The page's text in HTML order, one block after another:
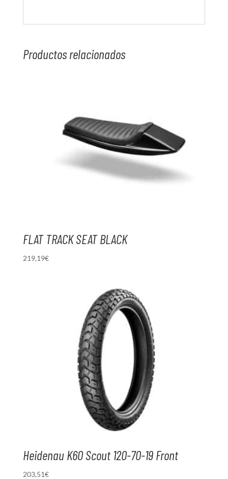
Productos relacionados
FLAT TRACK SEAT BLACK
219,19€
Heidenau K60 Scout 120-70-19 Front
203,51€